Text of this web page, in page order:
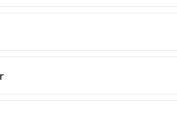
tıbbi cihaz ve ekipman
fuarı olan Florida
fuarında G-93 numaralı